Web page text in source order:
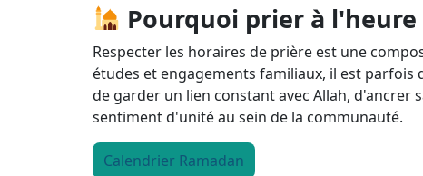
Pourquoi prier à
Respecter les horaires de prière est une
études et engagements familiaux, il est
de garder un lien constant avec Allah,
sentiment d'unité au sein de la communauté.
Calendrier Ramadan